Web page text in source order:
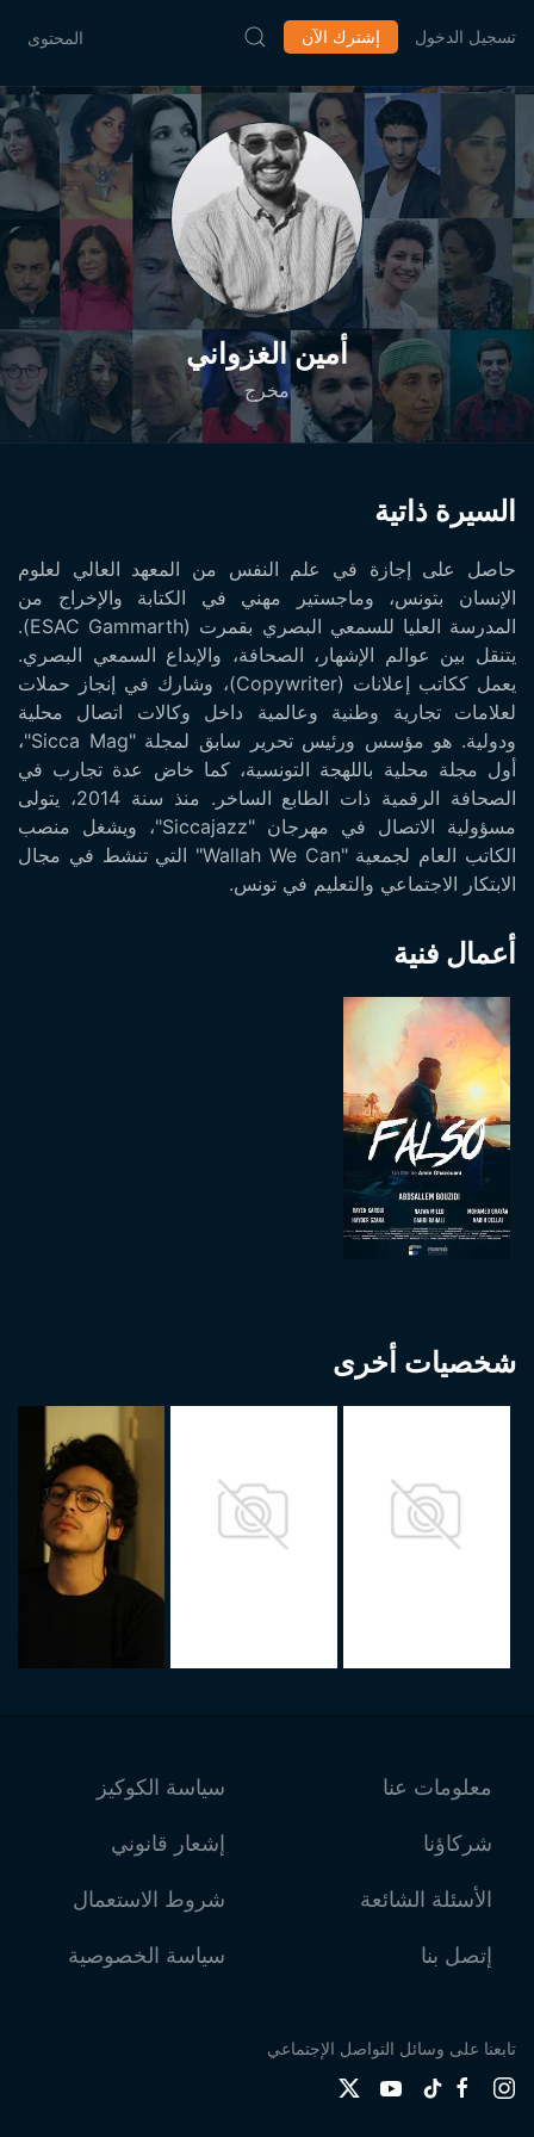
المحتوى إشترك الآن تسجيل الدخول
أمين الغزواني
مخرج
السيرة ذاتية
حاصل على إجازة في علم النفس من المعهد العالي لعلوم
الإنسان بتونس، وماجستير مهني في الكتابة والإخراج من
المدرسة العليا للسمعي البصري بقمرت (ESAC Gammarth).
يتنقل بين عوالم الإشهار، الصحافة، والإبداع السمعي البصري.
يعمل ككاتب إعلانات (Copywriter)، وشارك في إنجاز حملات
لعلامات تجارية وطنية وعالمية داخل وكالات اتصال محلية
ودولية. هو مؤسس ورئيس تحرير سابق لمجلة "Sicca Mag"،
أول مجلة محلية باللهجة التونسية، كما خاض عدة تجارب في
الصحافة الرقمية ذات الطابع الساخر. منذ سنة 2014، يتولى
مسؤولية الاتصال في مهرجان "Siccajazz"، ويشغل منصب
الكاتب العام لجمعية "Wallah We Can" التي تنشط في مجال
الابتكار الاجتماعي والتعليم في تونس.
أعمال فنية
شخصيات أخرى
معلومات عنا
شركاؤنا
الأسئلة الشائعة
إتصل بنا
سياسة الكوكيز
إشعار قانوني
شروط الاستعمال
سياسة الخصوصية
تابعنا على وسائل التواصل الإجتماعي